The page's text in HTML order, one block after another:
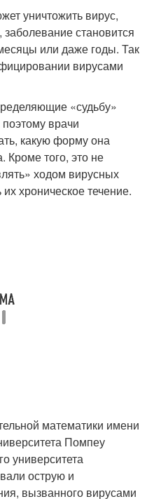
уничтожить вирус,
становится
или даже годы. Так
вирусами
«судьбу»
врачи
какую форму она
Кроме того, это не
ходом вирусных
хроническое течение.
математики имени
Помпеу
университета
острую и
вызванного вирусами